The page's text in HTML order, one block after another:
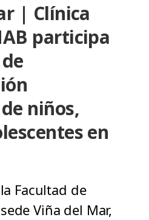
| Clínica
participa
niños,
en
Facultad de
Viña del Mar,